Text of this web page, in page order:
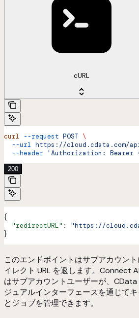
cURL
curl --request POST \
  --url
https://cloud.cdata.com/
  --header
'Authorization: Bearer
200
{
  "redirectURL"
: "https://
}
このエンドポイントはサブアカウン
イレクト URL を返します。Connect
はサブアカウントユーザーが、
ジュアルインターフェースを通じて
とジョブを管理できます。